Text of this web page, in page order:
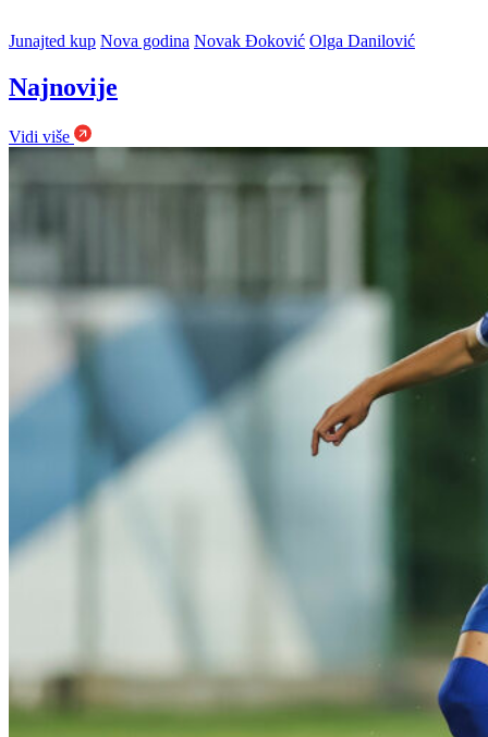
Junajted kup Nova godina Novak Đoković Olga Danilović
Najnovije
Vidi više